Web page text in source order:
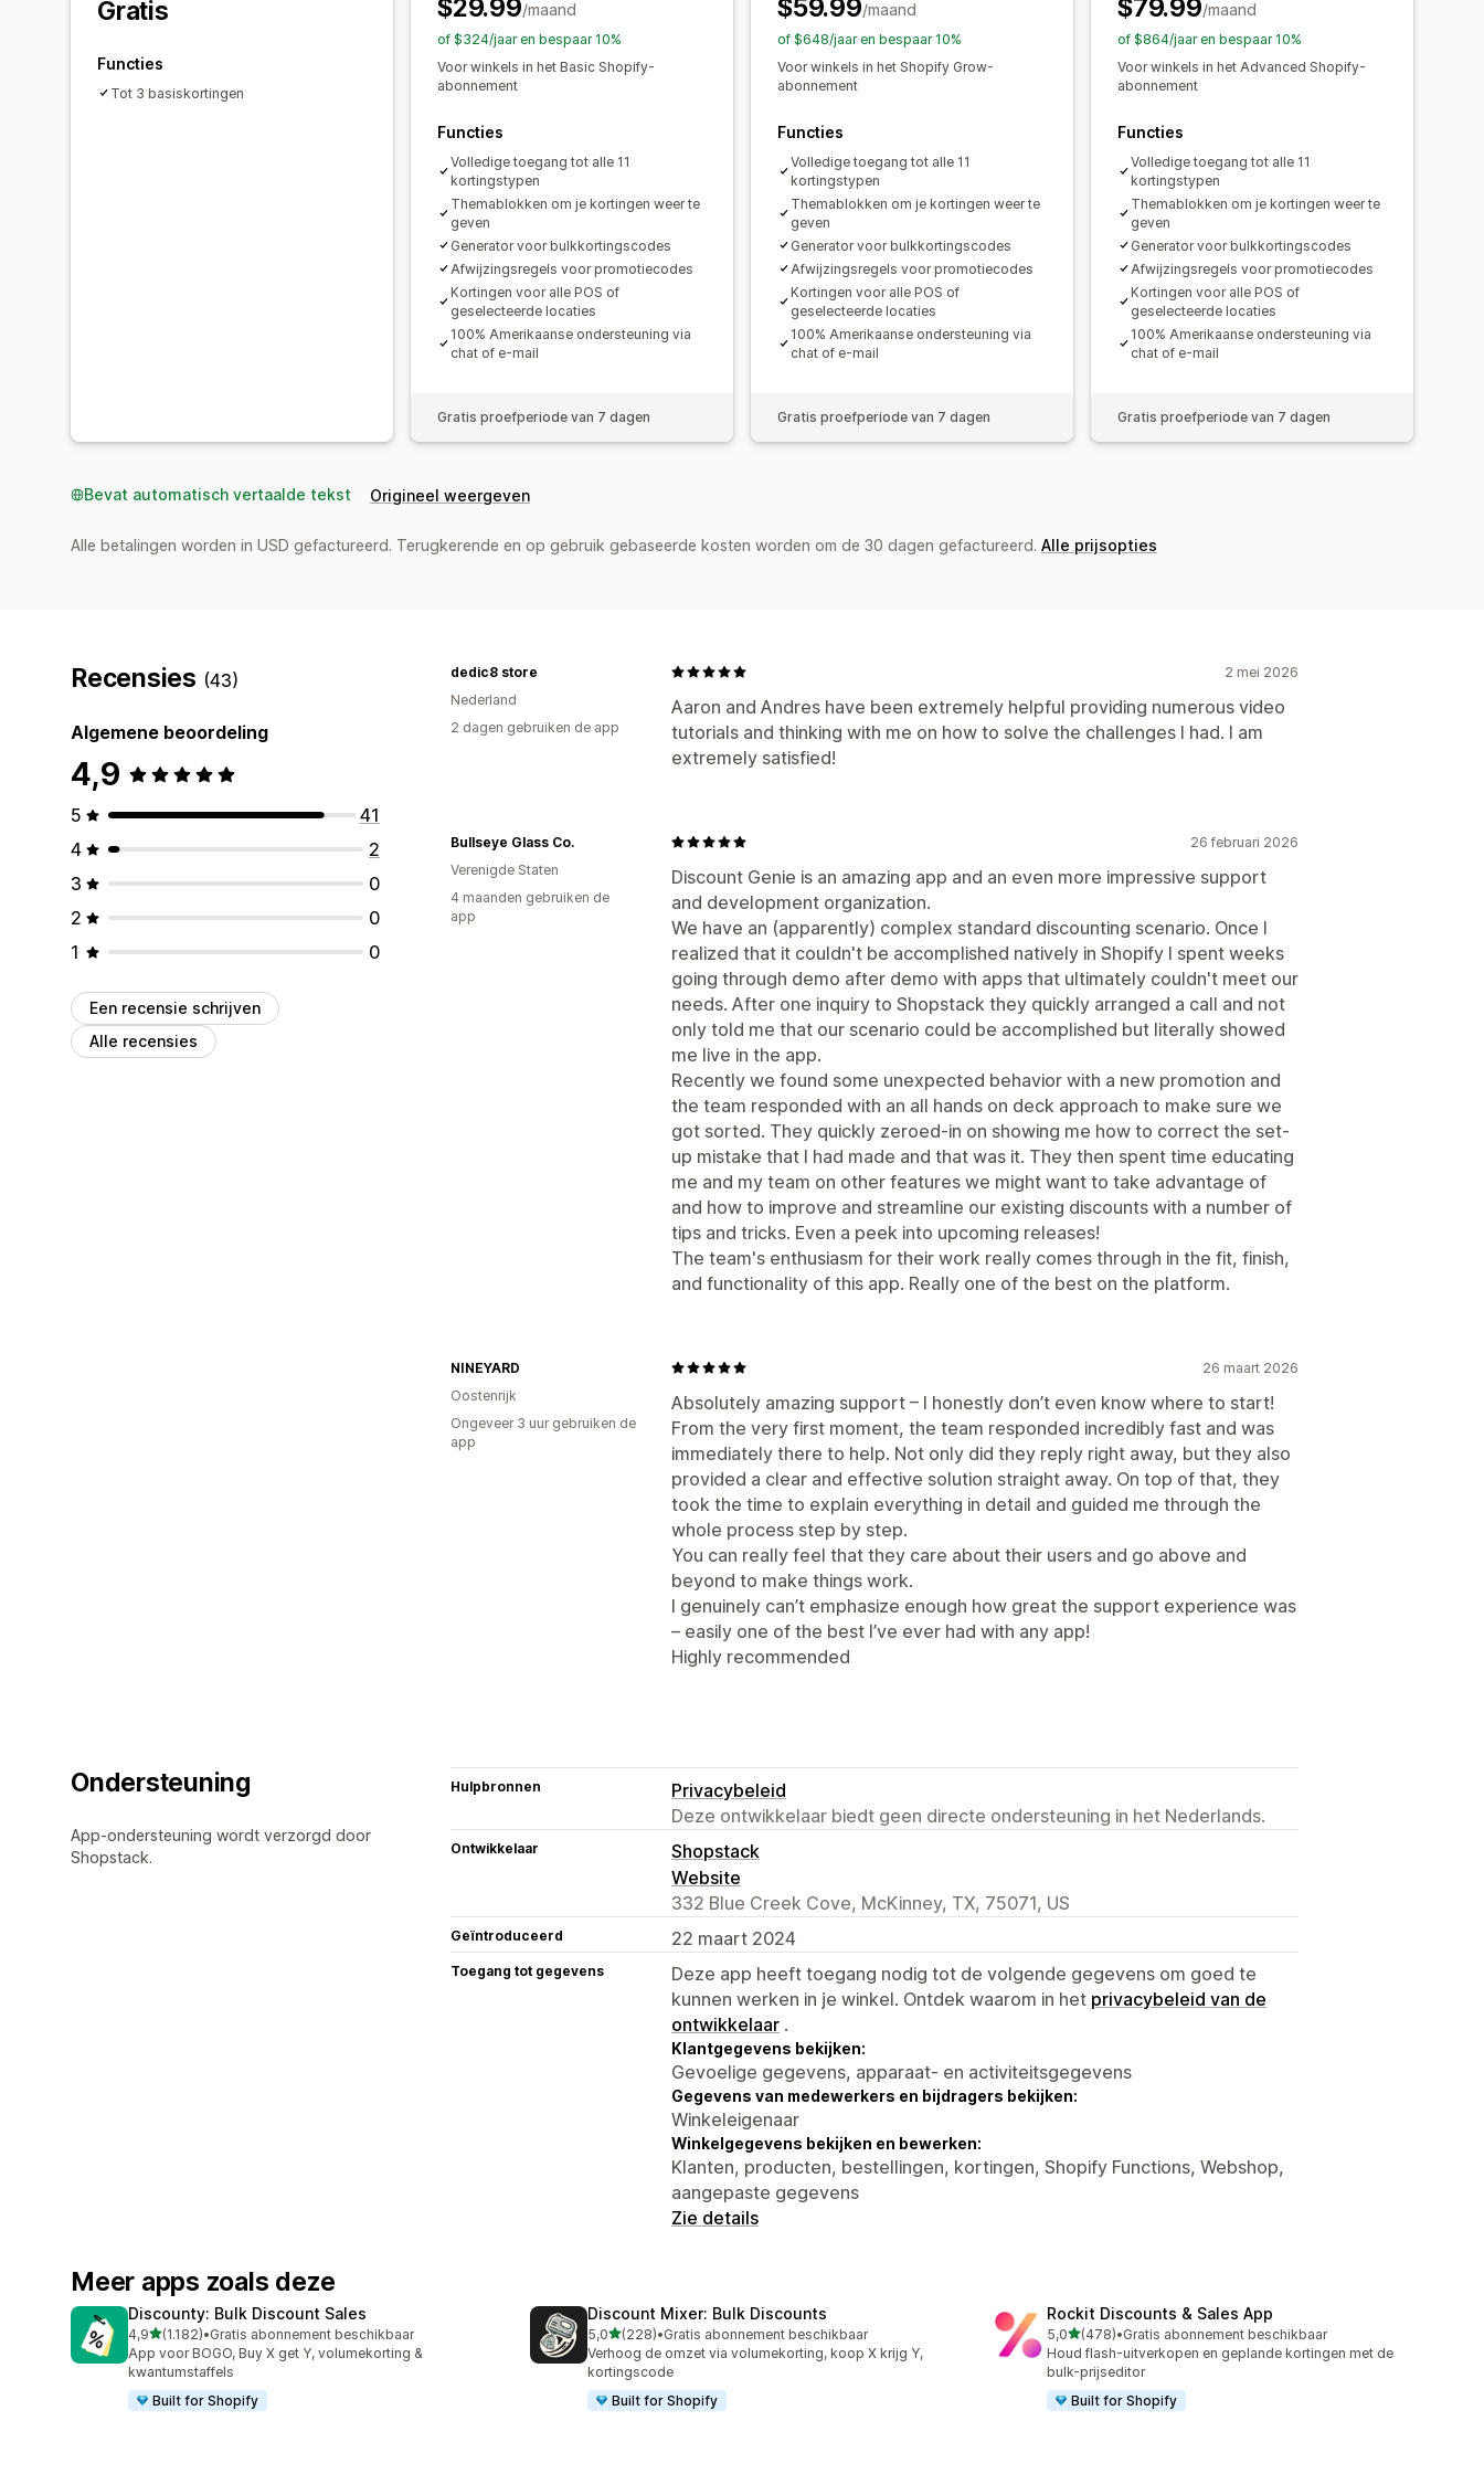
Bewerkingstool Templates
Importeren en exporteren
Aangepaste code Lokalisatie Campagnes
Triggers en regels
Korting stapelen Automatiseringen Targeting
Geolocatie
Segmentering Tagging
Gratis
Functies
Tot 3 basiskortingen
$29.99/maand
of $324/jaar en bespaar 10%
Voor winkels in het Basic Shopify-
abonnement
Functies
Volledige toegang tot alle 11
kortingstypen
Themablokken om je kortingen weer te
geven
Generator voor bulkkortingscodes
Afwijzingsregels voor promotiecodes
Kortingen voor alle POS of
geselecteerde locaties
100% Amerikaanse ondersteuning via
chat of e-mail
Gratis proefperiode van 7 dagen
$59.99/maand
of $648/jaar en bespaar 10%
Voor winkels in het Shopify Grow-
abonnement
Functies
Volledige toegang tot alle 11
kortingstypen
Themablokken om je kortingen weer te
geven
Generator voor bulkkortingscodes
Afwijzingsregels voor promotiecodes
Kortingen voor alle POS of
geselecteerde locaties
100% Amerikaanse ondersteuning via
chat of e-mail
Gratis proefperiode van 7 dagen
$79.99/maand
of $864/jaar en bespaar 10%
Voor winkels in het Advanced Shopify-
abonnement
Functies
Volledige toegang tot alle 11
kortingstypen
Themablokken om je kortingen weer te
geven
Generator voor bulkkortingscodes
Afwijzingsregels voor promotiecodes
Kortingen voor alle POS of
geselecteerde locaties
100% Amerikaanse ondersteuning via
chat of e-mail
Gratis proefperiode van 7 dagen
Bevat automatisch vertaalde tekst Origineel weergeven
Alle betalingen worden in USD gefactureerd. Terugkerende en op gebruik gebaseerde kosten worden om de 30 dagen gefactureerd. Alle prijsopties
Recensies (43)
Algemene beoordeling
4,9
5
41
4
2
3
0
2
0
1
0
Een recensie schrijven
Alle recensies
2 mei 2026
Aaron and Andres have been extremely helpful providing numerous video
tutorials and thinking with me on how to solve the challenges I had. I am
extremely satisfied!
dedic8 store
Nederland
2 dagen gebruiken de app
26 februari 2026
Discount Genie is an amazing app and an even more impressive support
and development organization.
We have an (apparently) complex standard discounting scenario. Once I
realized that it couldn't be accomplished natively in Shopify I spent weeks
going through demo after demo with apps that ultimately couldn't meet our
needs. After one inquiry to Shopstack they quickly arranged a call and not
only told me that our scenario could be accomplished but literally showed
me live in the app.
Recently we found some unexpected behavior with a new promotion and
the team responded with an all hands on deck approach to make sure we
got sorted. They quickly zeroed-in on showing me how to correct the set-
up mistake that I had made and that was it. They then spent time educating
me and my team on other features we might want to take advantage of
and how to improve and streamline our existing discounts with a number of
tips and tricks. Even a peek into upcoming releases!
The team's enthusiasm for their work really comes through in the fit, finish,
and functionality of this app. Really one of the best on the platform.
Bullseye Glass Co.
Verenigde Staten
4 maanden gebruiken de
app
26 maart 2026
Absolutely amazing support – I honestly don’t even know where to start!
From the very first moment, the team responded incredibly fast and was
immediately there to help. Not only did they reply right away, but they also
provided a clear and effective solution straight away. On top of that, they
took the time to explain everything in detail and guided me through the
whole process step by step.
You can really feel that they care about their users and go above and
beyond to make things work.
I genuinely can’t emphasize enough how great the support experience was
– easily one of the best I’ve ever had with any app!
Highly recommended
NINEYARD
Oostenrijk
Ongeveer 3 uur gebruiken de
app
Ondersteuning
App-ondersteuning wordt verzorgd door
Shopstack.
Hulpbronnen
Privacybeleid
Deze ontwikkelaar biedt geen directe ondersteuning in het Nederlands.
Ontwikkelaar
Shopstack
Website
332 Blue Creek Cove, McKinney, TX, 75071, US
Geïntroduceerd 22 maart 2024
Toegang tot gegevens
Deze app heeft toegang nodig tot de volgende gegevens om goed te
kunnen werken in je winkel. Ontdek waarom in het privacybeleid van de
ontwikkelaar .
Klantgegevens bekijken:
Gevoelige gegevens, apparaat- en activiteitsgegevens
Gegevens van medewerkers en bijdragers bekijken:
Winkeleigenaar
Winkelgegevens bekijken en bewerken:
Klanten, producten, bestellingen, kortingen, Shopify Functions, Webshop,
aangepaste gegevens
Zie details
Meer apps zoals deze
Discounty: Bulk Discount Sales
4,9van 5 sterren
(1.182)
1182 recensies in totaal
•Gratis abonnement beschikbaar
App voor BOGO, Buy X get Y, volumekorting &
kwantumstaffels
Built for Shopify
Discount Mixer: Bulk Discounts
5,0van 5 sterren
(228)
228 recensies in totaal
•Gratis abonnement beschikbaar
Verhoog de omzet via volumekorting, koop X krijg Y,
kortingscode
Built for Shopify
Rockit Discounts & Sales App
5,0van 5 sterren
(478)
478 recensies in totaal
•Gratis abonnement beschikbaar
Houd flash-uitverkopen en geplande kortingen met de
bulk-prijseditor
Built for Shopify